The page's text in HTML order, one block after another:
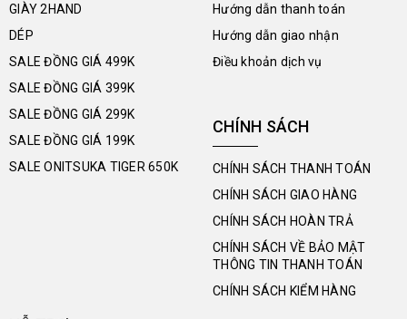
GIÀY 2HAND
DÉP
SALE ĐỒNG GIÁ 499K
SALE ĐỒNG GIÁ 399K
SALE ĐỒNG GIÁ 299K
SALE ĐỒNG GIÁ 199K
SALE ONITSUKA TIGER 650K
Hướng dẫn thanh toán
Hướng dẫn giao nhận
Điều khoản dịch vụ
CHÍNH SÁCH
CHÍNH SÁCH THANH TOÁN
CHÍNH SÁCH GIAO HÀNG
CHÍNH SÁCH HOÀN TRẢ
CHÍNH SÁCH VỀ BẢO MẬT
THÔNG TIN THANH TOÁN
CHÍNH SÁCH KIỂM HÀNG